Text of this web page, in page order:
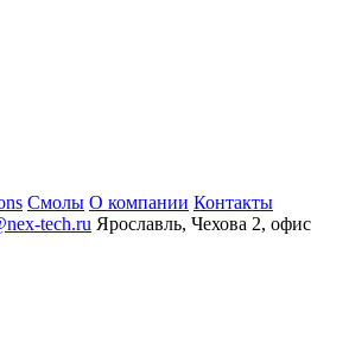
Смолы О компании Контакты
tech.ru Ярославль, Чехова 2, офис